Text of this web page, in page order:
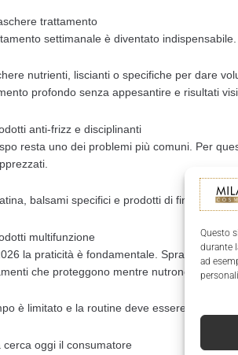
Questo
durante
ad
trattamento
settimanale è diventato indispensabile.
nutrienti, liscianti o specifiche per dare
profondo senza appesantire e risultati
anti-frizz e disciplinanti
resta uno dei problemi più comuni. Per
balsami specifici e prodotti di finitura
multifunzione
la praticità è fondamentale. Spray che
che proteggono mentre nutrono.
è limitato e la routine deve essere efficiente.
cerca oggi il consumatore